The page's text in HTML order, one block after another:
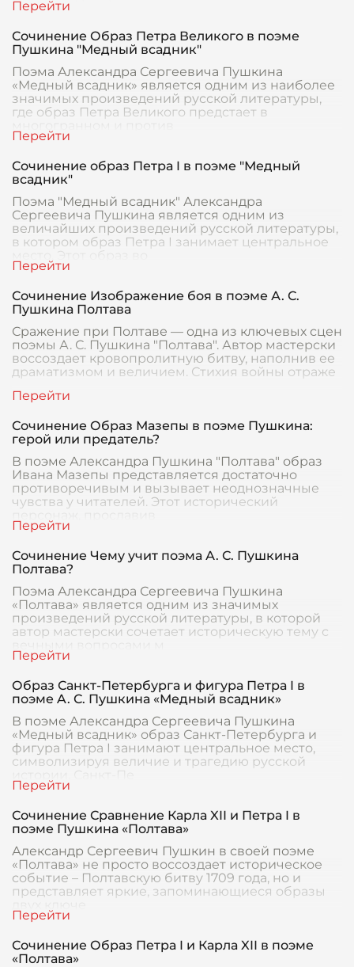
Сочинение Образ Петра Великого в поэме
Пушкина "Медный всадник"
Поэма Александра Сергеевича Пушкина
«Медный всадник» является одним из наиболее
значимых произведений русской литературы,
где образ Петра Великого предстает в
Сочинение образ Петра I в поэме "Медный
всадник"
Поэма "Медный всадник" Александра
Сергеевича Пушкина является одним из
величайших произведений русской литературы,
в котором образ Петра I занимает центральное
место. Этот образ во
Сочинение Изображение боя в поэме А. С.
Пушкина Полтава
Сражение при Полтаве — одна из ключевых сцен
поэмы А. С. Пушкина "Полтава". Автор мастерски
воссоздает кровопролитную битву, наполнив ее
драматизмом и величием. Стихия войны отраже
Сочинение Образ Мазепы в поэме Пушкина:
герой или предатель?
В поэме Александра Пушкина "Полтава" образ
Ивана Мазепы представляется достаточно
противоречивым и вызывает неоднозначные
чувства у читателей. Этот исторический
Сочинение Чему учит поэма А. С. Пушкина
Полтава?
Поэма Александра Сергеевича Пушкина
«Полтава» является одним из значимых
произведений русской литературы, в которой
автор мастерски сочетает историческую тему с
Образ Санкт-Петербурга и фигура Петра I в
поэме A. С. Пушкина «Медный всадник»
В поэме Александра Сергеевича Пушкина
«Медный всадник» образ Санкт-Петербурга и
фигура Петра I занимают центральное место,
символизируя величие и трагедию русской
истории. Санкт-Пе
Сочинение Сравнение Карла XII и Петра I в
поэме Пушкина «Полтава»
Александр Сергеевич Пушкин в своей поэме
«Полтава» не просто воссоздает историческое
событие – Полтавскую битву 1709 года, но и
представляет яркие, запоминающиеся образы
Сочинение Образ Петра I и Карла XII в поэме
«Полтава»